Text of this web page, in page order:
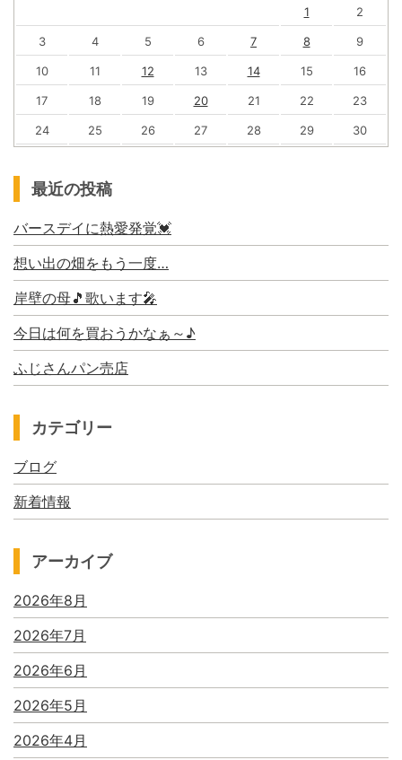
1
2
3 4 5 6 7 8 9
10 11 12 13 14 15 16
17 18 19 20 21 22 23
24 25 26 27 28 29 30
最近の投稿
バースデイに熱愛発覚💓
想い出の畑をもう一度…
岸壁の母🎵歌います🎤
今日は何を買おうかなぁ～♪
ふじさんパン売店
カテゴリー
ブログ
新着情報
アーカイブ
2026年8月
2026年7月
2026年6月
2026年5月
2026年4月